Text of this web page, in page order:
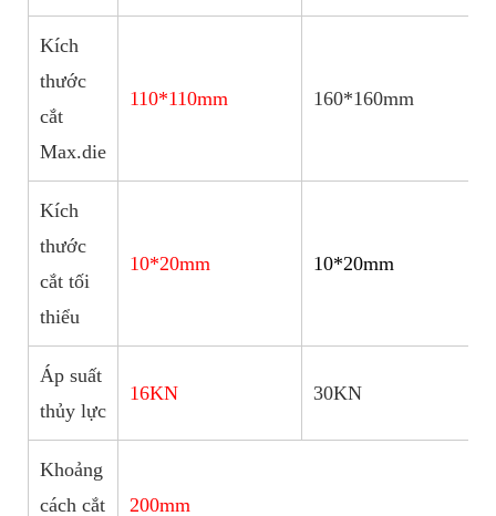
Kích
thước
cắt
Max.die
110*110mm 160*160mm
Kích
thước
cắt tối
thiểu
10*20mm 10*20mm
Áp suất
thủy lực
16KN 30KN
Khoảng
cách cắt
200mm